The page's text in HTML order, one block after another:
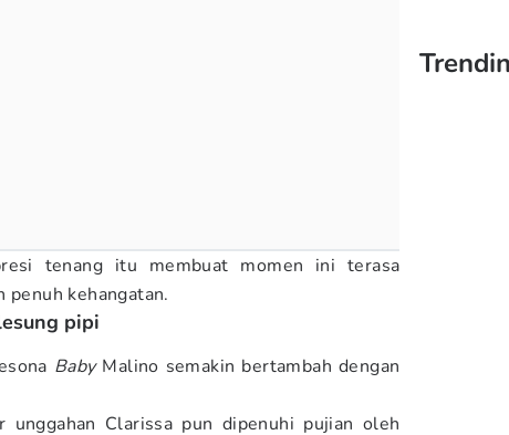
tenang itu membuat momen ini terasa
penuh kehangatan.
pipi
BabyMalino semakin bertambah dengan
unggahan Clarissa pun dipenuhi pujian oleh